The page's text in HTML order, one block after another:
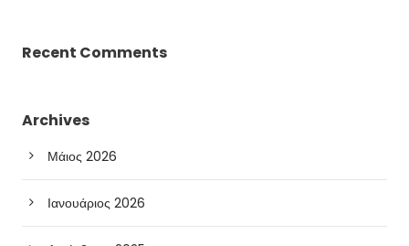
Recent Comments
Archives
Μάιος 2026
Ιανουάριος 2026